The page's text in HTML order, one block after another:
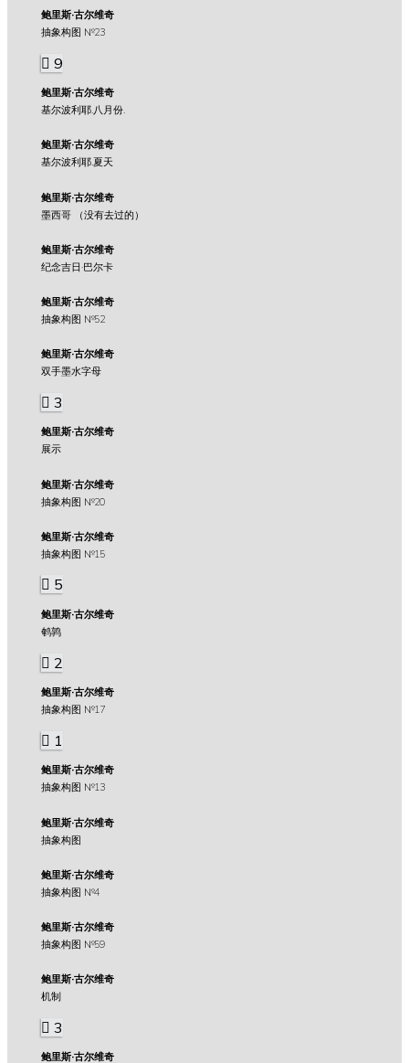
鲍里斯·古尔维奇
抽象构图 №23
9
鲍里斯·古尔维奇
基尔波利耶.八月份.
鲍里斯·古尔维奇
基尔波利耶.夏天
鲍里斯·古尔维奇
墨西哥 （没有去过的）
鲍里斯·古尔维奇
纪念吉日·巴尔卡
鲍里斯·古尔维奇
抽象构图 №52
鲍里斯·古尔维奇
双手墨水字母
3
鲍里斯·古尔维奇
展示
鲍里斯·古尔维奇
抽象构图 №20
鲍里斯·古尔维奇
抽象构图 №15
5
鲍里斯·古尔维奇
鹌鹑
2
鲍里斯·古尔维奇
抽象构图 №17
1
鲍里斯·古尔维奇
抽象构图 №13
鲍里斯·古尔维奇
抽象构图
鲍里斯·古尔维奇
抽象构图 №4
鲍里斯·古尔维奇
抽象构图 №59
鲍里斯·古尔维奇
机制
3
鲍里斯·古尔维奇